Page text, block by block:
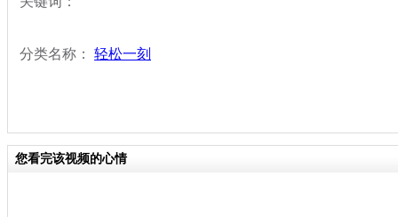
分类名称： 轻松一刻
您看完该视频的心情